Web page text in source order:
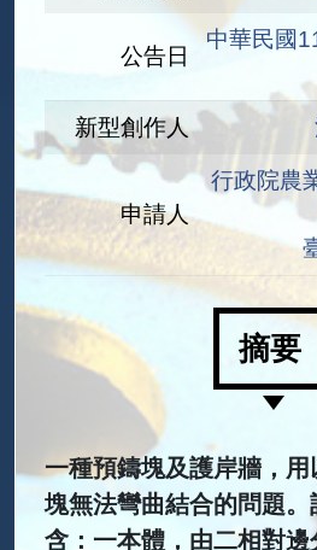
公告日
中華民國
新型創作人
申請人
行政院農
摘要
一種預鑄塊及護岸牆，
塊無法彎曲結合的問題
含：一本體，由二相對